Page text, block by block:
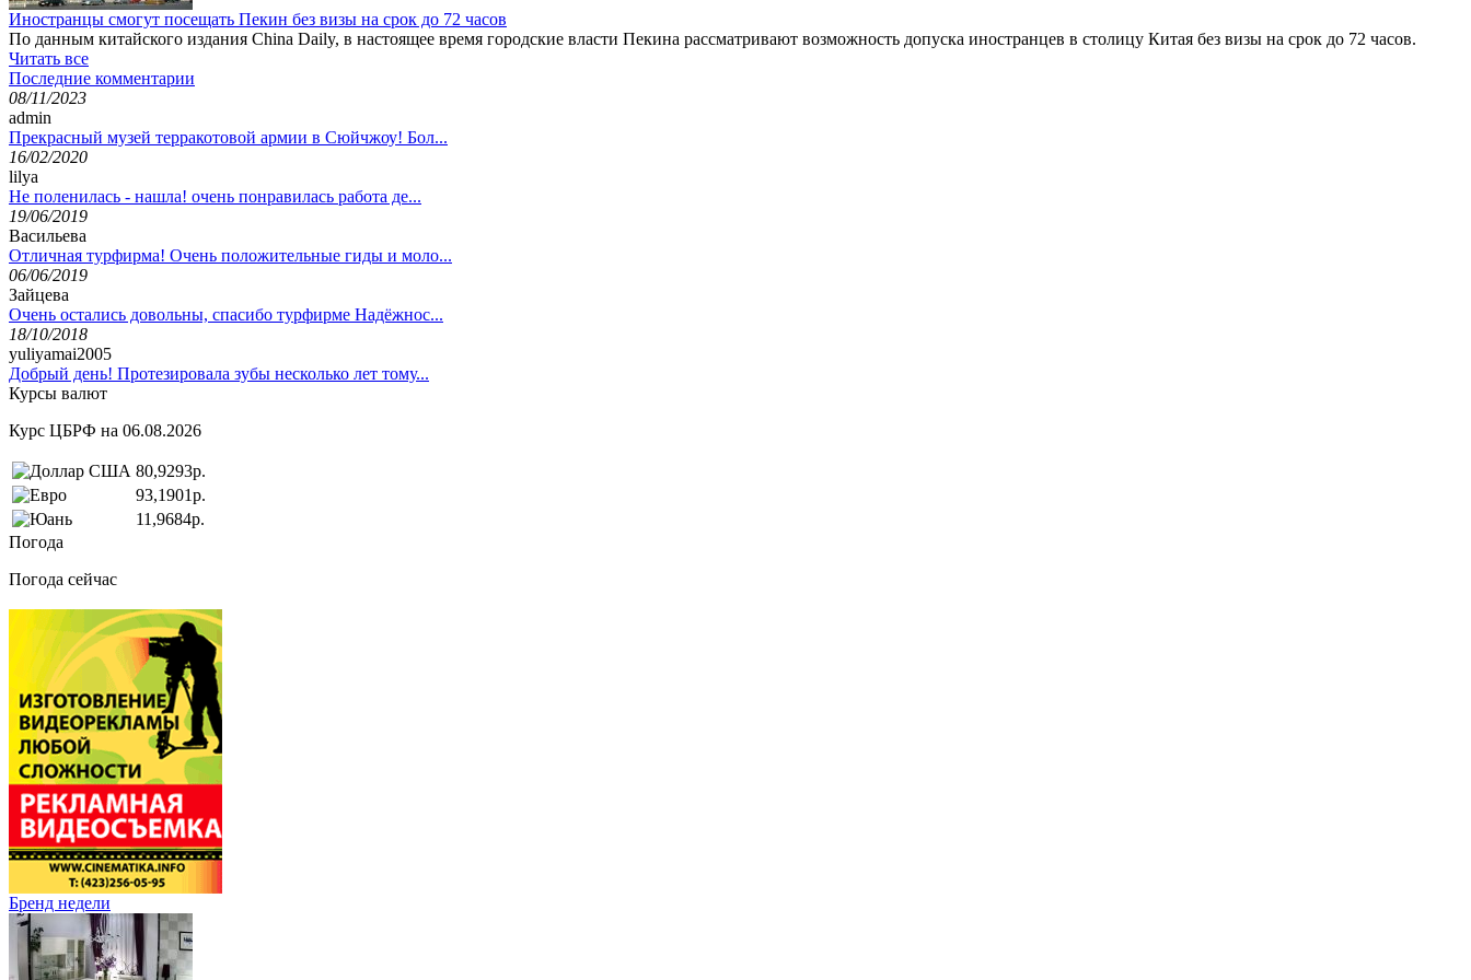
Иностранцы смогут посещать Пекин без визы на срок до 72 часов
По данным китайского издания China Daily, в настоящее время городские власти Пекина рассматривают возможность допуска иностранцев в столицу Китая без визы на срок до 72 часов.
Читать все
Последние комментарии
08/11/2023
admin
Прекрасный музей терракотовой армии в Сюйчжоу! Бол...
16/02/2020
lilya
Не поленилась - нашла! очень понравилась работа де...
19/06/2019
Васильева
Отличная турфирма! Очень положительные гиды и моло...
06/06/2019
Зайцева
Очень остались довольны, спасибо турфирме Надёжнос...
18/10/2018
yuliyamai2005
Добрый день! Протезировала зубы несколько лет тому...
Курсы валют
Курс ЦБРФ на 06.08.2026
80,9293р.
93,1901р.
11,9684р.
Погода
Погода сейчас
Бренд недели